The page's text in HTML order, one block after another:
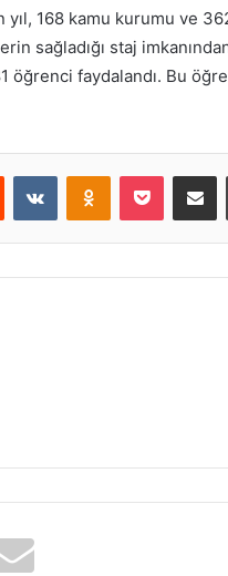
yıl, 168 kamu kurumu ve
sağladığı staj
faydalandı. Bu
Reddit VKontakteOdnoklassniki
Pocket E-